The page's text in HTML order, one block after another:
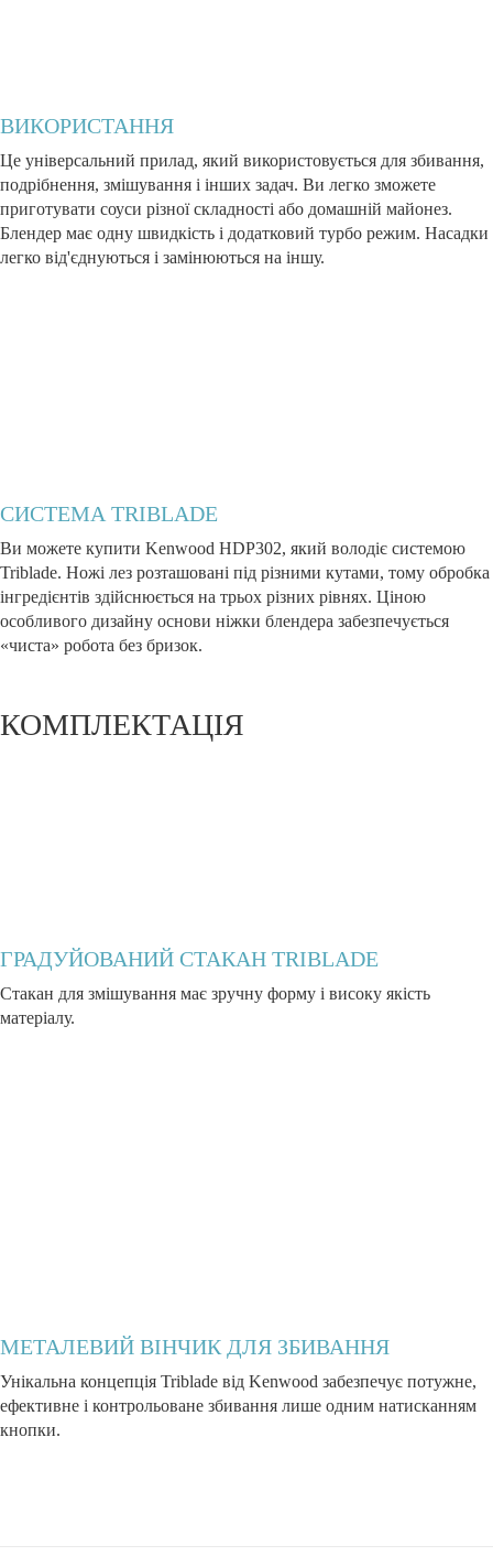
ВИКОРИСТАННЯ
Це універсальний прилад, який використовується для збивання,
подрібнення, змішування і інших задач. Ви легко зможете
приготувати соуси різної складності або домашній майонез.
Блендер має одну швидкість і додатковий турбо режим. Насадки
легко від'єднуються і замінюються на іншу.
СИСТЕМА TRIBLADE
Ви можете купити Kenwood HDP302, який володіє системою
Triblade. Ножі лез розташовані під різними кутами, тому обробка
інгредієнтів здійснюється на трьох різних рівнях. Ціною
особливого дизайну основи ніжки блендера забезпечується
«чиста» робота без бризок.
КОМПЛЕКТАЦІЯ
ГРАДУЙОВАНИЙ СТАКАН TRIBLADE
Стакан для змішування має зручну форму і високу якість
матеріалу.
МЕТАЛЕВИЙ ВІНЧИК ДЛЯ ЗБИВАННЯ
Унікальна концепція Triblade від Kenwood забезпечує потужне,
ефективне і контрольоване збивання лише одним натисканням
кнопки.